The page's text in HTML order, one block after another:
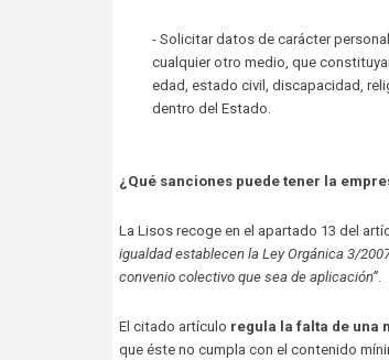
- Solicitar datos de carácter
cualquier otro medio, que
edad, estado civil, discapacidad,
dentro del Estado.
¿Qué sanciones puede tener la
La Lisos recoge en el apartado 13 del
igualdad establecen la Ley Orgánica 3/
convenio colectivo que sea de aplicación”.
El citado artículo regula la falta de una
que éste no cumpla con el contenido